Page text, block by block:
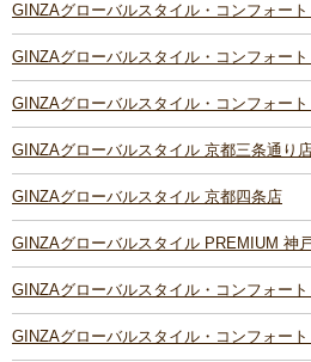
GINZAグローバルスタイル・コンフォー
GINZAグローバルスタイル・コンフォー
GINZAグローバルスタイル・コンフォー
GINZAグローバルスタイル 京都三条通り
GINZAグローバルスタイル 京都四条店
GINZAグローバルスタイル PREMIUM 神
GINZAグローバルスタイル・コンフォー
GINZAグローバルスタイル・コンフォー